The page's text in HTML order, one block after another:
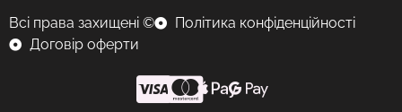
Всі права захищені ©
Політика конфіденційності
Договір оферти